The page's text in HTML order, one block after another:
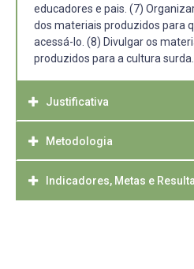
educadores e pais. (7)
dos materiais produzidos para
acessá-lo. (8) Divulgar os
produzidos para a cultura surda.
Justificativa
O grupo de estudo Folclore e
articulação de docentes e
PET GAPE, NUFOLK, do LAM/
Metodologia
O Grupo terá encontros
organização das propostas das
Indicadores, Metas e